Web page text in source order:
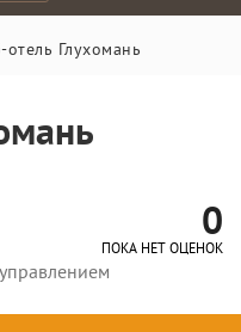
отель Глухомань
0
ПОКА НЕТ ОЦЕНОК